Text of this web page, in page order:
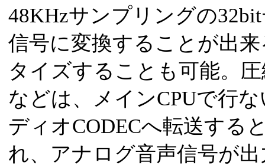
48KHzサンプリングの
信号に変換することが出
タイズすることも可能。
などは、メインCPUで行
ディオCODECへ転送する
れ、アナログ音声信号が